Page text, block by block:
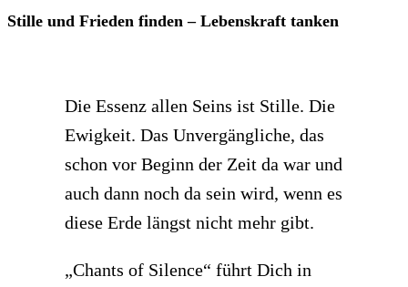
Stille und Frieden finden – Lebenskraft tanken
Die Essenz allen Seins ist Stille. Die
Ewigkeit. Das Unvergängliche, das
schon vor Beginn der Zeit da war und
auch dann noch da sein wird, wenn es
diese Erde längst nicht mehr gibt.
„Chants of Silence“ führt Dich in